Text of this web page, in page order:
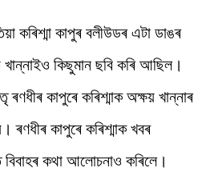
কৰিশ্মা কাপুৰ বলীউডৰ এটা ডাঙৰ
কিছুমান ছবি কৰি আছিল।
কাপুৰে কৰিশ্মাক অক্ষয় খান্নাৰ
ৰণধীৰ কাপুৰে কৰিশ্মাক খবৰ
বিবাহৰ কথা আলোচনাও কৰিলে।